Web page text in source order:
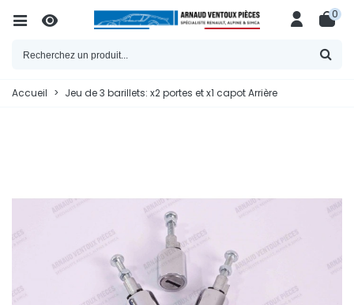
0
Accueil > Jeu de 3 barillets: x2 portes et x1 capot Arrière